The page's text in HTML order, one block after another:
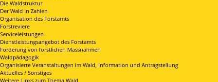
Die Waldstruktur
Der Wald in Zahlen
Organisation des Forstamts
Forstreviere
Serviceleistungen
Dienstleistungsangebot des Forstamts
Förderung von forstlichen Massnahmen
Waldpädagogik
Organisierte Veranstaltungen im Wald, Information und Antragstellung
Aktuelles / Sonstiges
Weitere Links zum Thema Wald